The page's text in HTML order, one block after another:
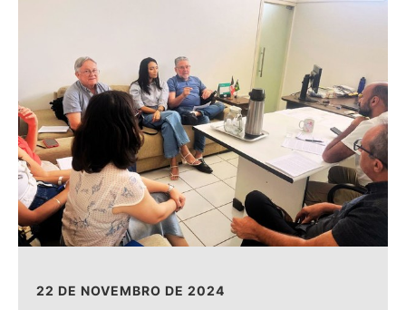
22 DE NOVEMBRO DE 2024